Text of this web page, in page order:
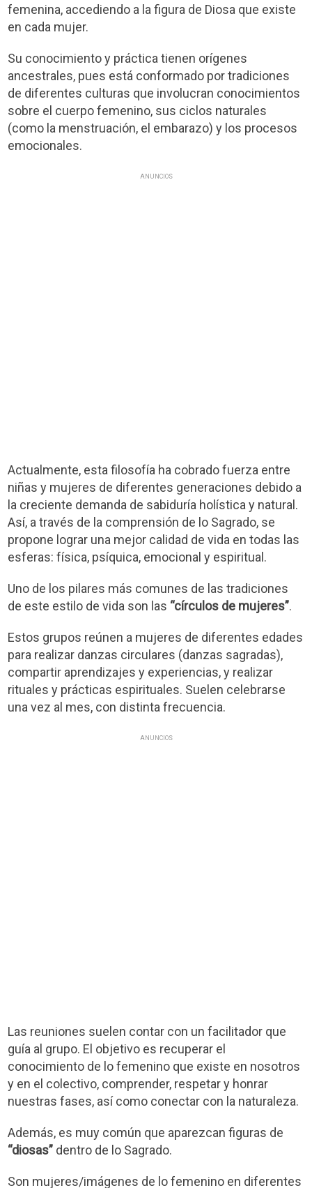
femenina, accediendo a la figura de Diosa que existe
en cada mujer.
Su conocimiento y práctica tienen orígenes
ancestrales, pues está conformado por tradiciones
de diferentes culturas que involucran conocimientos
sobre el cuerpo femenino, sus ciclos naturales
(como la menstruación, el embarazo) y los procesos
emocionales.
ANUNCIOS
Actualmente, esta filosofía ha cobrado fuerza entre
niñas y mujeres de diferentes generaciones debido a
la creciente demanda de sabiduría holística y natural.
Así, a través de la comprensión de lo Sagrado, se
propone lograr una mejor calidad de vida en todas las
esferas: física, psíquica, emocional y espiritual.
Uno de los pilares más comunes de las tradiciones
de este estilo de vida son las “círculos de mujeres”.
Estos grupos reúnen a mujeres de diferentes edades
para realizar danzas circulares (danzas sagradas),
compartir aprendizajes y experiencias, y realizar
rituales y prácticas espirituales. Suelen celebrarse
una vez al mes, con distinta frecuencia.
ANUNCIOS
Las reuniones suelen contar con un facilitador que
guía al grupo. El objetivo es recuperar el
conocimiento de lo femenino que existe en nosotros
y en el colectivo, comprender, respetar y honrar
nuestras fases, así como conectar con la naturaleza.
Además, es muy común que aparezcan figuras de
“diosas” dentro de lo Sagrado.
Son mujeres/imágenes de lo femenino en diferentes